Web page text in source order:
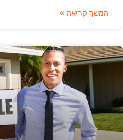
המשך קריאה »